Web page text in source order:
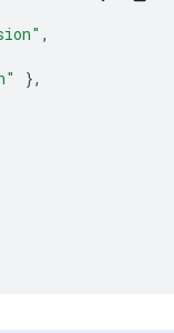
,
},